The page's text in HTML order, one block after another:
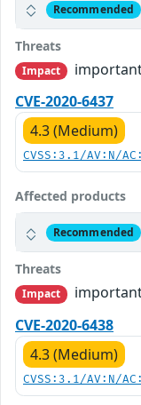
Recommended
Threats
Impact
CVE-2020-6437
4.3 (Medium)
CVSS:3.1/AV:N/
Affected products
Recommended
Threats
Impact
CVE-2020-6438
4.3 (Medium)
CVSS:3.1/AV:N/